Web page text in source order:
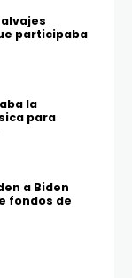
participaba
la
para
a Biden
fondos de